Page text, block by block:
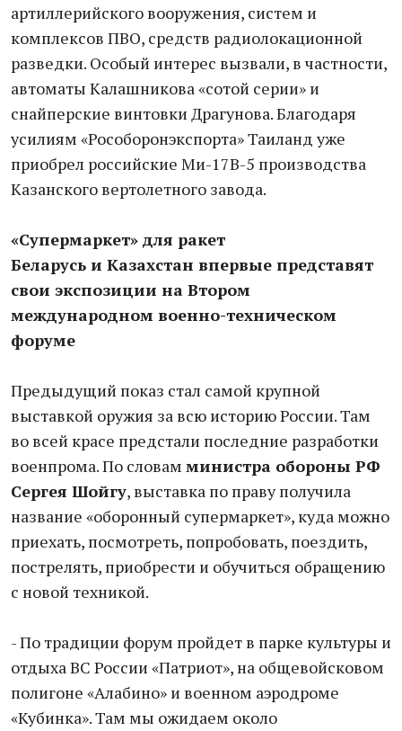
артиллерийского вооружения, систем и
комплексов ПВО, средств радиолокационной
разведки. Особый интерес вызвали, в частности,
автоматы Калашникова «сотой серии» и
снайперские винтовки Драгунова. Благодаря
усилиям «Рособоронэкспорта» Таиланд уже
приобрел российские Ми-17В-5 производства
Казанского вертолетного завода.
«Супермаркет» для ракет
Беларусь и Казахстан впервые представят
свои экспозиции на Втором
международном военно-техническом
форуме
Предыдущий показ стал самой крупной
выставкой оружия за всю историю России. Там
во всей красе предстали последние разработки
военпрома. По словам министра обороны РФ
Сергея Шойгу, выставка по праву получила
название «оборонный супермаркет», куда можно
приехать, посмотреть, попробовать, поездить,
пострелять, приобрести и обучиться обращению
с новой техникой.
- По традиции форум пройдет в парке культуры и
отдыха ВС России «Патриот», на общевойсковом
полигоне «Алабино» и военном аэродроме
«Кубинка». Там мы ожидаем около